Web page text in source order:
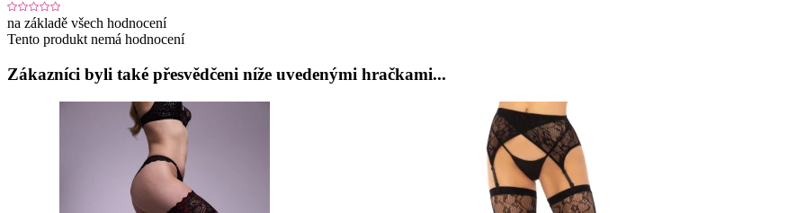
na základě všech hodnocení
Tento produkt nemá hodnocení
Zákazníci byli také přesvědčeni níže uvedenými hračkami...